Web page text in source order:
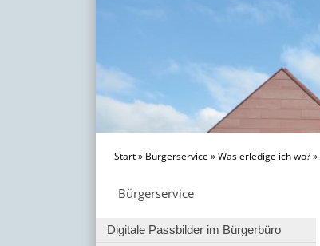
Start» Bürgerservice»Was erledige ich wo?»
Bürgerservice
Digitale Passbilder im Bürgerbüro